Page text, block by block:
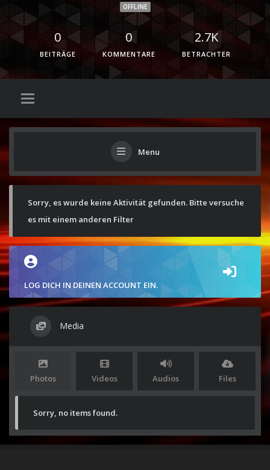
OFFLINE
0
BEITRÄGE
0
KOMMENTARE
2.7K
BETRACHTER
Menu
Sorry, es wurde keine Aktivität gefunden. Bitte versuche
es mit einem anderen Filter
LOG DICH IN DEINEN ACCOUNT EIN.
Media
Photos Videos Audios Files
Sorry, no items found.